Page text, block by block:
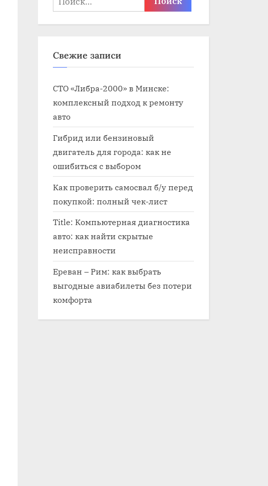
Свежие записи
СТО «Либра-2000» в Минске:
комплексный подход к ремонту
авто
Гибрид или бензиновый
двигатель для города: как не
ошибиться с выбором
Как проверить самосвал б/у перед
покупкой: полный чек-лист
Title: Компьютерная диагностика
авто: как найти скрытые
неисправности
Ереван – Рим: как выбрать
выгодные авиабилеты без потери
комфорта